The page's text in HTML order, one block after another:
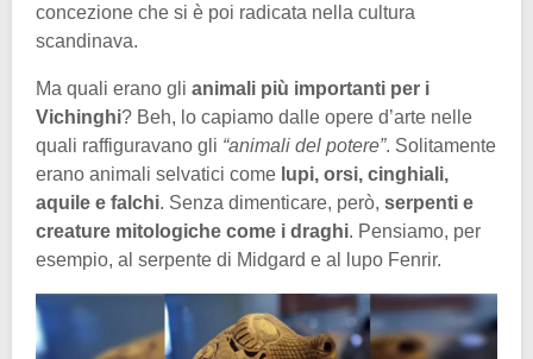
concezione che si è poi radicata nella cultura
scandinava.
Ma quali erano gli animali più importanti per i
Vichinghi? Beh, lo capiamo dalle opere d’arte nelle
quali raffiguravano gli “animali del potere”. Solitamente
erano animali selvatici come lupi, orsi, cinghiali,
aquile e falchi. Senza dimenticare, però, serpenti e
creature mitologiche come i draghi. Pensiamo, per
esempio, al serpente di Midgard e al lupo Fenrir.